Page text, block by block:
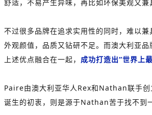
舒适，不易产生异味，再比如环保美观又兼
不过很多品牌在追求实用性的同时，难以
外观颜值，品质又钻研不足。而澳大利亚
上述优点融合在一起， 成功打造出“世界上
Paire由澳大利亚华人Rex和Nathan联手
诞生的初衷，则是源于Nathan苦于找不到一